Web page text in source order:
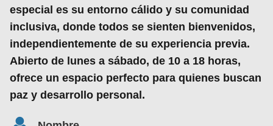
especial es su entorno cálido y su comunidad
inclusiva, donde todos se sienten bienvenidos,
independientemente de su experiencia previa.
Abierto de lunes a sábado, de 10 a 18 horas,
ofrece un espacio perfecto para quienes buscan
paz y desarrollo personal.